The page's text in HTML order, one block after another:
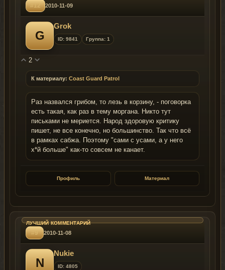
#12 2010-11-09
G
Grok
ID: 9841 Группа: 1
2
К материалу: Coast Guard Patrol
Раз назвался грибом, то лезь в корзину, - поговорка
есть такая, как раз в тему моргана. Никто тут
письками не мериется. Народ здоровую критику
пишет, не все конечно, но большинство. Так что всё
в рамках сабжа. Поэтому "сами с усами, а у него
х*й больше" как-то совсем не канает.
Профиль Материал
#9 2010-11-08
N
Nukie
ID: 4805